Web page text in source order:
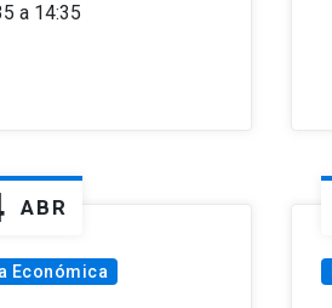
a 14:35
ABR
Económica